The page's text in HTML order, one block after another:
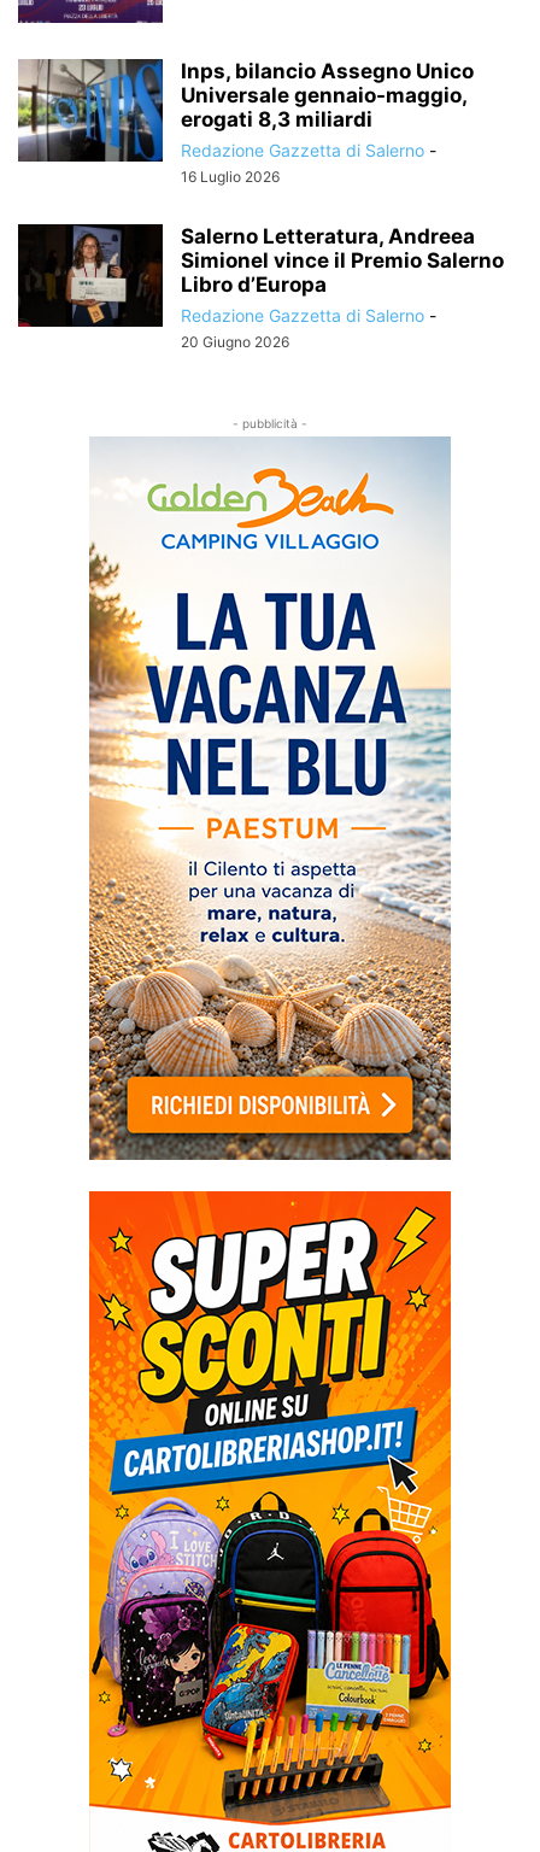
Inps, bilancio Assegno Unico
Universale gennaio-maggio,
erogati 8,3 miliardi
Redazione Gazzetta di Salerno -
16 Luglio 2026
Salerno Letteratura, Andreea
Simionel vince il Premio Salerno
Libro d’Europa
Redazione Gazzetta di Salerno -
20 Giugno 2026
- pubblicità -